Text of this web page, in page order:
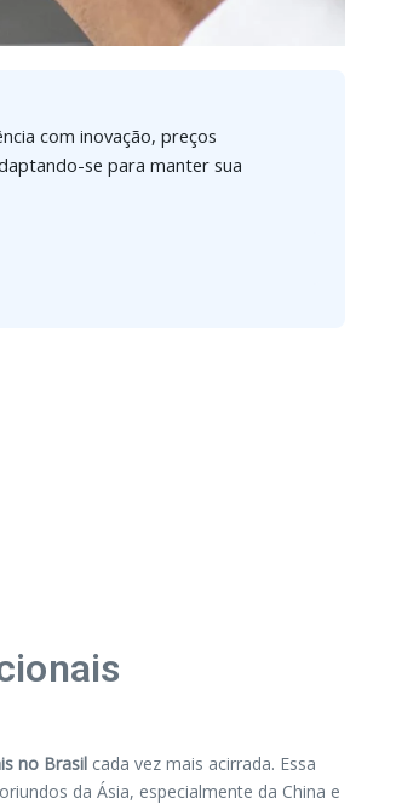
com inovação, preços
se para manter sua
no Brasil cada vez mais acirrada. Essa
da Ásia, especialmente da China e